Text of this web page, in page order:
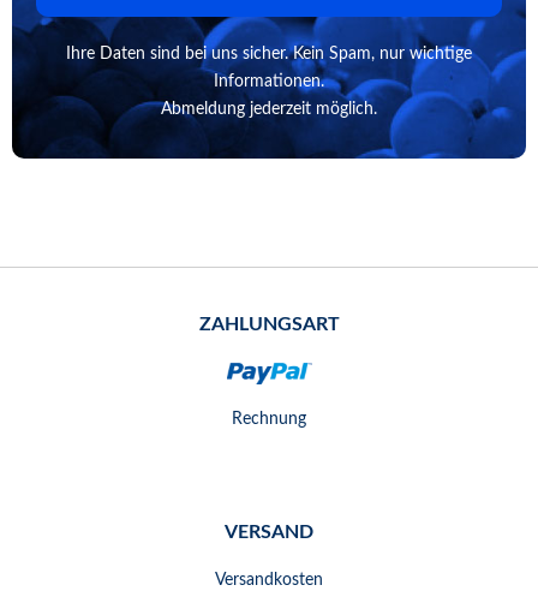
Ihre Daten sind bei uns sicher. Kein Spam, nur wichtige
Informationen.
Abmeldung jederzeit möglich.
ZAHLUNGSART
Rechnung
VERSAND
Versandkosten